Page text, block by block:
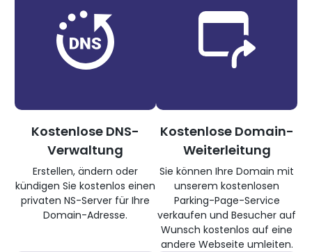
Kostenlose DNS-
Verwaltung
Erstellen, ändern oder
kündigen Sie kostenlos einen
privaten NS-Server für Ihre
Domain-Adresse.
Kostenlose Domain-
Weiterleitung
Sie können Ihre Domain mit
unserem kostenlosen
Parking-Page-Service
verkaufen und Besucher auf
Wunsch kostenlos auf eine
andere Webseite umleiten.